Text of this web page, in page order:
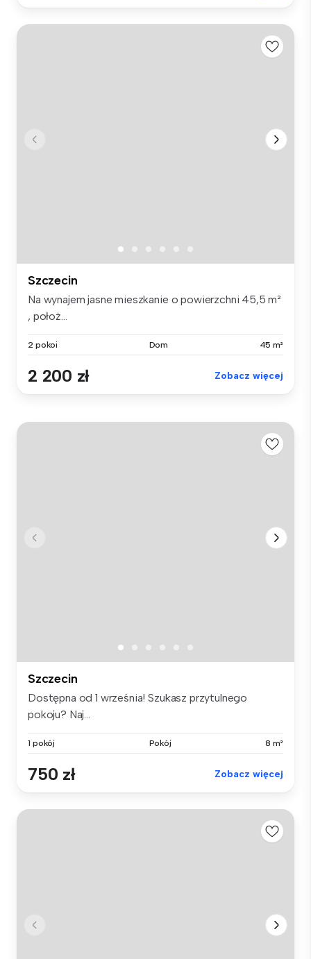
Szczecin
Na wynajem jasne mieszkanie o powierzchni 45,5 m²
, położ...
2 pokoi Dom 45 m²
2 200 zł Zobacz więcej
Szczecin
Dostępna od 1 września! Szukasz przytulnego
pokoju? Naj...
1 pokój Pokój 8 m²
750 zł Zobacz więcej